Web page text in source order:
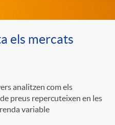
els mercats
analitzen com els
preus repercuteixen en les
variable